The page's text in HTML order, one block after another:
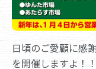
日頃のご愛顧に感
を開催しますよ！！